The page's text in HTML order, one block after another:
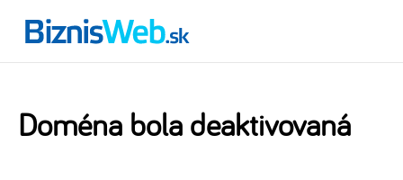
Doména bola deaktivovaná